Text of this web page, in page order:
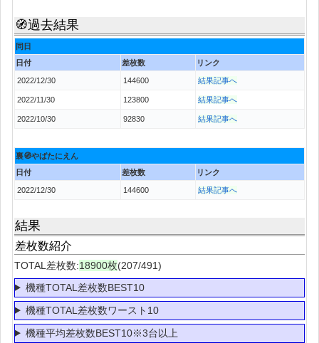
🧭過去結果
同日
日付
差枚数 リンク
2022/12/30 144600 結果記事へ
2022/11/30 123800 結果記事へ
2022/10/30 92830 結果記事へ
裏🧭やばたにえん
日付
差枚数 リンク
2022/12/30 144600 結果記事へ
結果
差枚数紹介
TOTAL差枚数:18900枚(207/491)
機種TOTAL差枚数BEST10
機種TOTAL差枚数ワースト10
機種平均差枚数BEST10※3台以上